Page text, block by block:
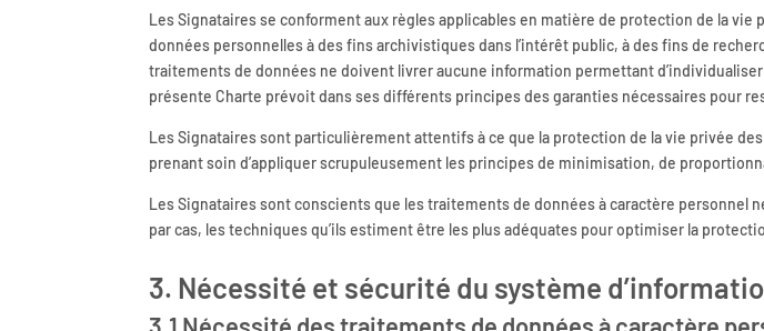
Les Signataires se conforment aux règles applicables en matière de protection de la
données personnelles à des fins archivistiques dans l’intérêt public, à des fins de
traitements de données ne doivent livrer aucune information permettant
présente Charte prévoit dans ses différents principes des garanties nécessaires pour
Les Signataires sont particulièrement attentifs à ce que la protection de la vie privée
prenant soin d’appliquer scrupuleusement les principes de minimisation, de
Les Signataires sont conscients que les traitements de données à caractère personnel
par cas, les techniques qu’ils estiment être les plus adéquates pour optimiser la
3. Nécessité et sécurité du système